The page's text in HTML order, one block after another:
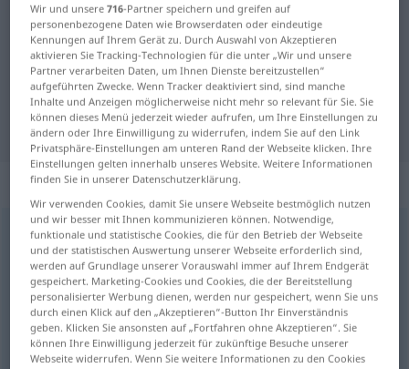
Deutsch-Ungarisch Übersetzung
für "besprechen"
"besprechen" Ungarisch
Übersetzung
„besprechen“
besprechen
Übersicht aller Übersetzungen
(Für mehr Details die Übersetzung anklicken/antippen)
megbeszél, megtárgyal, ismertet, beszél,
mond
Wir und unsere716-Partner speichern und greifen auf
personenbezogene Daten wie Browserdaten oder eindeutige
Kennungen auf Ihrem Gerät zu. Durch Auswahl von Akzeptieren
aktivieren Sie Tracking-Technologien für die unter „Wir und unsere
Partner verarbeiten Daten, um Ihnen Dienste bereitzustellen“
aufgeführten Zwecke. Wenn Tracker deaktiviert sind, sind manche
Inhalte und Anzeigen möglicherweise nicht mehr so relevant für Sie. Sie
können dieses Menü jederzeit wieder aufrufen, um Ihre Einstellungen zu
ändern oder Ihre Einwilligung zu widerrufen, indem Sie auf den Link
Privatsphäre-Einstellungen am unteren Rand der Webseite klicken. Ihre
Einstellungen gelten innerhalb unseres Website. Weitere Informationen
finden Sie in unserer Datenschutzerklärung.
Wir verwenden Cookies, damit Sie unsere Webseite bestmöglich nutzen
und wir besser mit Ihnen kommunizieren können. Notwendige,
funktionale und statistische Cookies, die für den Betrieb der Webseite
und der statistischen Auswertung unserer Webseite erforderlich sind,
werden auf Grundlage unserer Vorauswahl immer auf Ihrem Endgerät
gespeichert. Marketing-Cookies und Cookies, die der Bereitstellung
personalisierter Werbung dienen, werden nur gespeichert, wenn Sie uns
durch einen Klick auf den „Akzeptieren“-Button Ihr Einverständnis
geben. Klicken Sie ansonsten auf „Fortfahren ohne Akzeptieren“. Sie
können Ihre Einwilligung jederzeit für zukünftige Besuche unserer
Webseite widerrufen. Wenn Sie weitere Informationen zu den Cookies